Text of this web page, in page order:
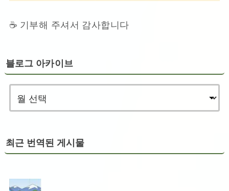
☕ 기부해 주셔서 감사합니다
블로그 아카이브
최근 번역된 게시물